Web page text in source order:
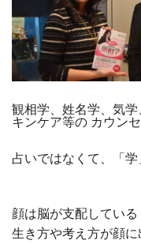
観相学、姓名学、気
キンケア等の カウン
占いではなくて、「学
顔は脳が支配している
生き方や考え方が顔に